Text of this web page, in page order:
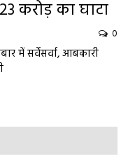
करोड़ का घाटा
0
में सर्वेसर्वा, आबकारी